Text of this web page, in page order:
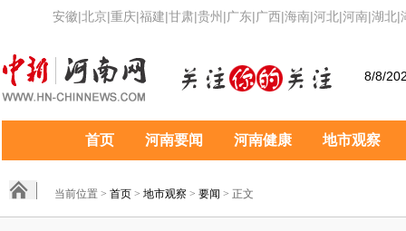
安徽|北京|重庆|福建|甘肃|贵州 |广东|广西|海南|河北|河南|湖北|
8/8/
首页 河南要闻 河南健康 地市观察
当前位置 > 首页 > 地市观察 > 要闻 > 正文